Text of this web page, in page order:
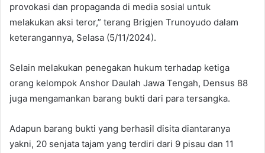
provokasi dan propaganda di media sosial untuk
melakukan aksi teror,” terang Brigjen Trunoyudo dalam
keterangannya, Selasa (5/11/2024).
Selain melakukan penegakan hukum terhadap ketiga
orang kelompok Anshor Daulah Jawa Tengah, Densus 88
juga mengamankan barang bukti dari para tersangka.
Adapun barang bukti yang berhasil disita diantaranya
yakni, 20 senjata tajam yang terdiri dari 9 pisau dan 11